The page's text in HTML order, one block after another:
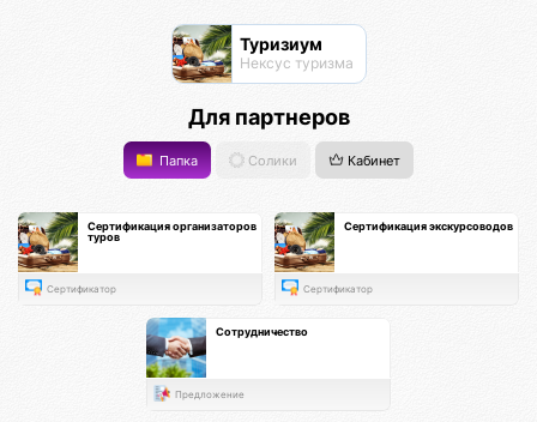
Туризиум
Нексус туризма
Для партнеров
Папка Солики Кабинет
Сертификация организаторов
туров
Сертификатор
Сертификация экскурсоводов
Сертификатор
Сотрудничество
Предложение